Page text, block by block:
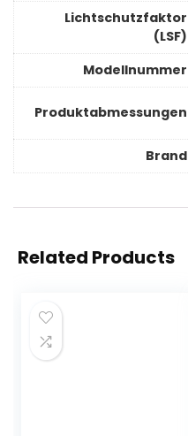
Lichtschutzfaktor
(LSF)
Modellnummer
Produktabmessungen
Brand
Related Products